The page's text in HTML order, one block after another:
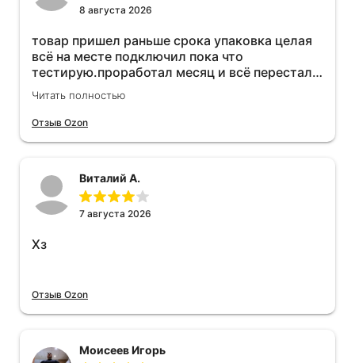
8 августа 2026
товар пришел раньше срока упаковка целая
всё на месте подключил пока что
тестирую.проработал месяц и всё перестал
работать прибавился расход топлива , очень
жаль деньги на ветер
Читать полностью
Отзыв Ozon
Виталий А.
7 августа 2026
Хз
Отзыв Ozon
Моисеев Игорь